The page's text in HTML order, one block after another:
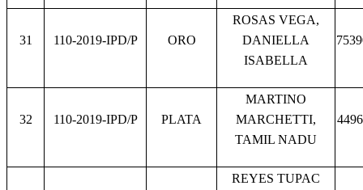
31 110-2019-IPD/P ORO
ROSAS VEGA,
DANIELLA
ISABELLA
32 110-2019-IPD/P PLATA
MARTINO
MARCHETTI,
TAMIL NADU
REYES TUPAC